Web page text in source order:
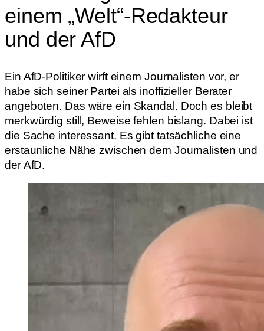
einem „Welt“-Redakteur
und der AfD
Ein AfD-Politiker wirft einem Journalisten vor, er
habe sich seiner Partei als inoffizieller Berater
angeboten. Das wäre ein Skandal. Doch es bleibt
merkwürdig still, Beweise fehlen bislang. Dabei ist
die Sache interessant. Es gibt tatsächliche eine
erstaunliche Nähe zwischen dem Journalisten und
der AfD.